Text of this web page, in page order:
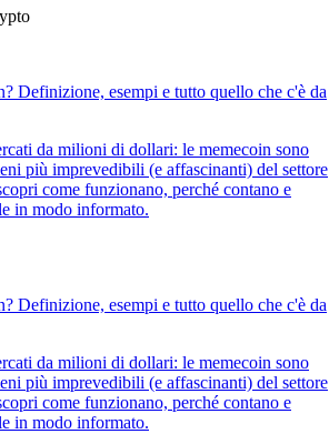
Definizione, esempi e tutto quello che c'è da
da milioni di dollari: le memecoin sono
più imprevedibili (e affascinanti) del settore
come funzionano, perché contano e
in modo informato.
Definizione, esempi e tutto quello che c'è da
da milioni di dollari: le memecoin sono
più imprevedibili (e affascinanti) del settore
come funzionano, perché contano e
in modo informato.